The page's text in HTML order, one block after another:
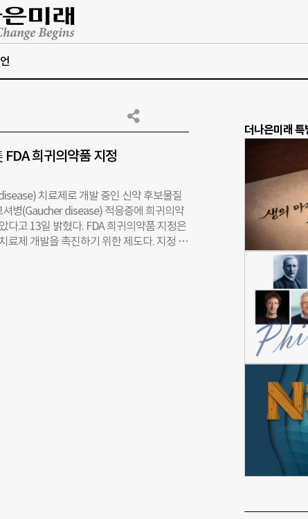
FDA 희귀의약품 지정
치료제로 개발 중인 신약 후보물질
셔병(Gaucher disease) 적응증에 희귀의약
고 13일 밝혔다. FDA 희귀의약품 지정은
료제 개발을 촉진하기 위한 제도다. 지정 품
더나은미래 특